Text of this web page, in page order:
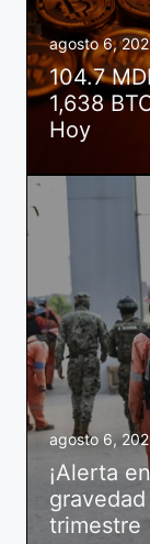
agosto 6,
104.7
1,638
Hoy
agosto 6,
¡Alerta
trimestre